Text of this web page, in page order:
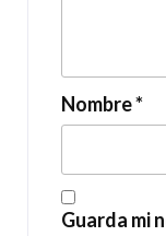
Nombre*
Guarda mi